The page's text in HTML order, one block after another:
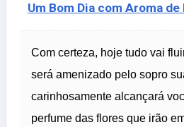
Um Bom Dia com Aroma
Com certeza, hoje tudo vai
será amenizado pelo sopro
carinhosamente alcançará
perfume das flores que irão